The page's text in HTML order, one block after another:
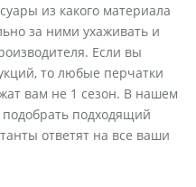
из какого материала
за ними ухаживать и
Если вы
то любые перчатки
вам не 1 сезон. В нашем
подходящий
ответят на все ваши